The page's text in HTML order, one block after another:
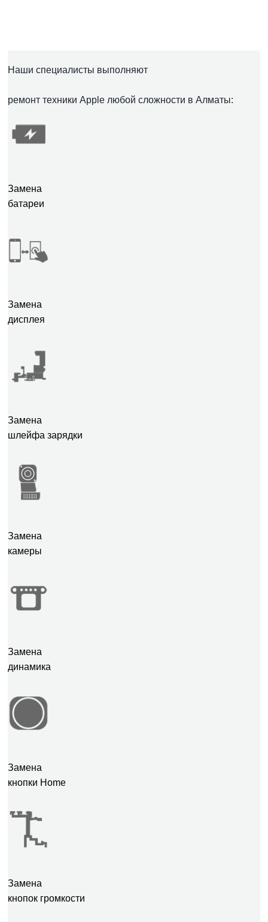
Наши специалисты выполняют
ремонт техники Apple любой сложности в Алматы:
Замена
батареи
Замена
дисплея
Замена
шлейфа зарядки
Замена
камеры
Замена
динамика
Замена
кнопки Home
Замена
кнопок громкости